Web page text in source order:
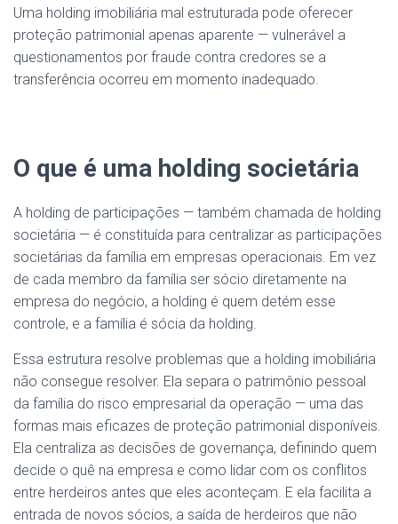
Uma holding imobiliária mal estruturada pode oferecer
proteção patrimonial apenas aparente — vulnerável a
questionamentos por fraude contra credores se a
transferência ocorreu em momento inadequado.
O que é uma holding societária
A holding de participações — também chamada de holding
societária — é constituída para centralizar as participações
societárias da família em empresas operacionais. Em vez
de cada membro da família ser sócio diretamente na
empresa do negócio, a holding é quem detém esse
controle, e a família é sócia da holding.
Essa estrutura resolve problemas que a holding imobiliária
não consegue resolver. Ela separa o patrimônio pessoal
da família do risco empresarial da operação — uma das
formas mais eficazes de proteção patrimonial disponíveis.
Ela centraliza as decisões de governança, definindo quem
decide o quê na empresa e como lidar com os conflitos
entre herdeiros antes que eles aconteçam. E ela facilita a
entrada de novos sócios, a saída de herdeiros que não